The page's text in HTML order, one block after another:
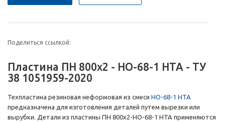
Поделиться ссылкой:
Пластина ПН 800х2 - НО-68-1 НТА - ТУ
38 1051959-2020
Техпластина резиновая неформовая из смеси НО-68-1 НТА
предназначена для изготовления деталей путем вырезки или
вырубки. Детали из пластины ПН 800х2-НО-68-1 НТА применяются